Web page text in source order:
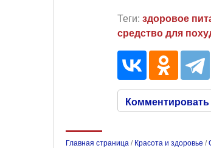
Теги: здоровое
средство для
Комментировать
Главная страница / Красота и здоровье /